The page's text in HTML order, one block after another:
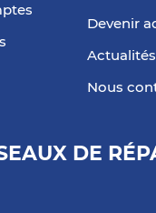
Devenir
Actualités
Nous
DE